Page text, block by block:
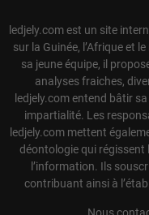
ledjely.com est un site
sur la Guinée, l’Afrique et
sa jeune équipe, il
analyses fraiches,
ledjely.com entend bâtir
impartialité. Les
ledjely.com mettent
déontologie qui régissent
l’information. Ils
contribuant ainsi à